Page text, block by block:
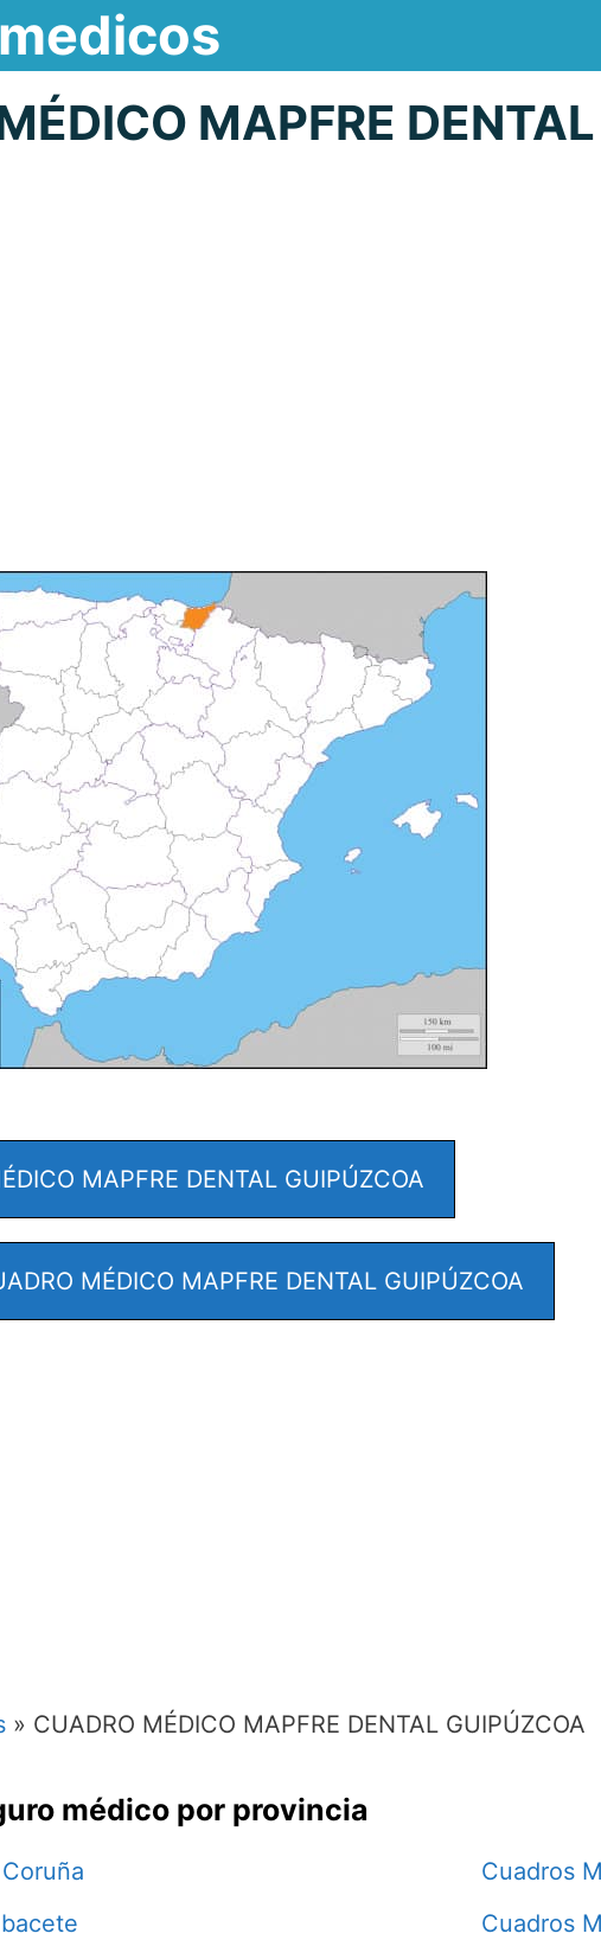
MAPFRE
MAPFRE DENTAL GUIPÚZCOA
MÉDICO MAPFRE DENTAL GUIPÚZCOA
» CUADRO MÉDICO MAPFRE DENTAL GUIPÚZCOA
médico por provincia
Cuadros
Cuadros